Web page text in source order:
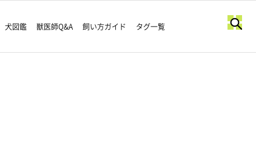
犬図鑑 獣医師Q&A 飼い方ガイド タグ一覧